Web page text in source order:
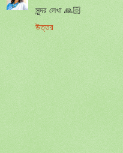
সুন্দর লেখা 🙏🏻
উত্তর